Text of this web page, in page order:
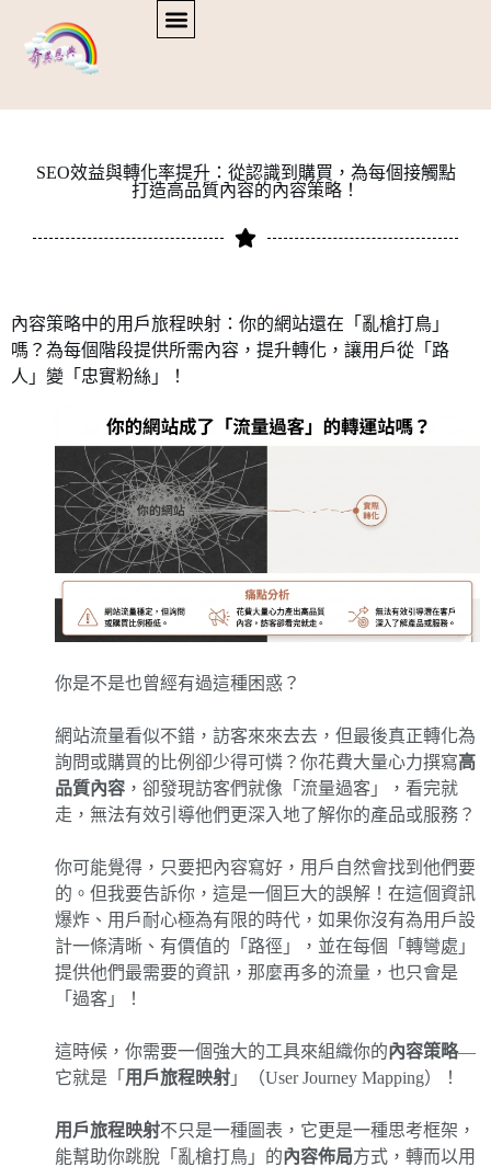
SEO效益與轉化率提升：從認識到購買，為每個接觸點
打造高品質內容的內容策略！
內容策略中的用戶旅程映射：你的網站還在「亂槍打鳥」
嗎？為每個階段提供所需內容，提升轉化，讓用戶從「路
人」變「忠實粉絲」！
你是不是也曾經有過這種困惑？
網站流量看似不錯，訪客來來去去，但最後真正轉化為
詢問或購買的比例卻少得可憐？你花費大量心力撰寫高
品質內容 ，卻發現訪客們就像「流量過客」，看完就
走，無法有效引導他們更深入地了解你的產品或服務？
你可能覺得，只要把內容寫好，用戶自然會找到他們要
的。但我要告訴你，這是一個巨大的誤解！在這個資訊
爆炸、用戶耐心極為有限的時代，如果你沒有為用戶設
計一條清晰、有價值的「路徑」，並在每個「轉彎處」
提供他們最需要的資訊，那麼再多的流量，也只會是
「過客」！
這時候，你需要一個強大的工具來組織你的內容策略—
它就是「 用戶旅程映射 」（User Journey Mapping）！
用戶旅程映射不只是一種圖表，它更是一種思考框架，
能幫助你跳脫「亂槍打鳥」的內容佈局方式，轉而以用